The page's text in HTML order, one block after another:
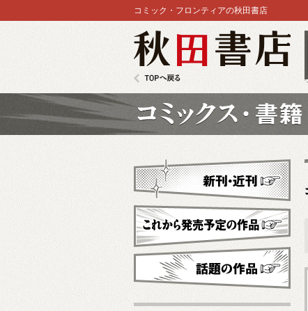
コミック・フロンティアの秋田書店
新刊・近刊
これから発売予定